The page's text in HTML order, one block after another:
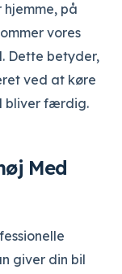
på
vores
Dette betyder,
ved at køre
bliver færdig.
Med
giver din bil